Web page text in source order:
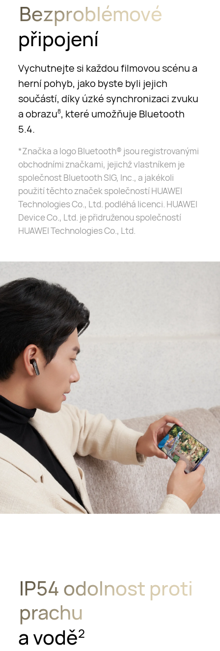
Bezproblémové
připojení
Vychutnejte si každou filmovou scénu a
herní pohyb, jako byste byli jejich
součástí, díky úzké synchronizaci zvuku
a obrazu8, které umožňuje Bluetooth
5.4.
*Značka a logo Bluetooth® jsou registrovanými
obchodními značkami, jejichž vlastníkem je
společnost Bluetooth SIG, Inc., a jakékoli
použití těchto značek společností HUAWEI
Technologies Co., Ltd. podléhá licenci. HUAWEI
Device Co., Ltd. je přidruženou společností
HUAWEI Technologies Co., Ltd.
IP54 odolnost proti
prachu
a vodě2